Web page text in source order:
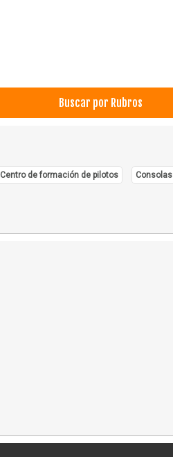
Buscar por Rubros
Centro de formación de pilotos Consolas